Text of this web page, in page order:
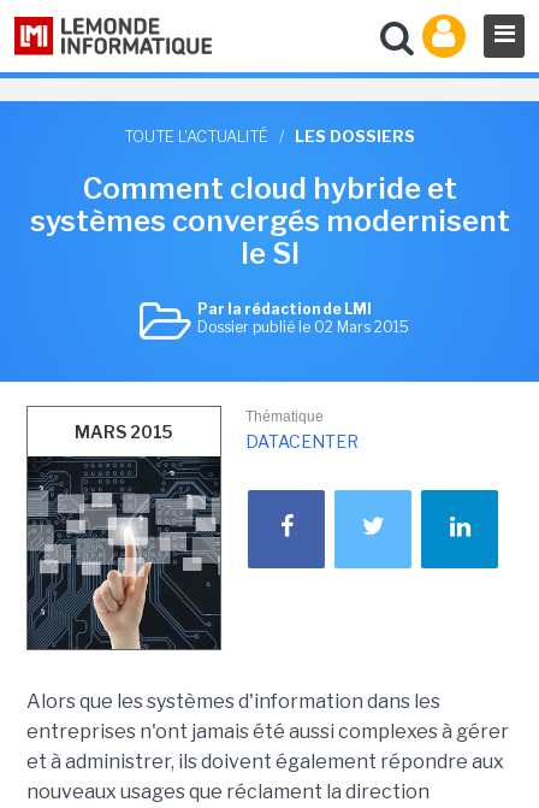
TOUTE L'ACTUALITÉ / LES DOSSIERS
Comment cloud hybride et
systèmes convergés modernisent
le SI
Par la rédaction de LMI
Dossier publié le 02 Mars 2015
MARS 2015
Thématique
DATACENTER
Alors que les systèmes d'information dans les
entreprises n'ont jamais été aussi complexes à gérer
et à administrer, ils doivent également répondre aux
nouveaux usages que réclament la direction